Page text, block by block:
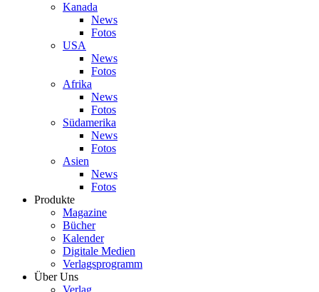
Kanada
News
Fotos
USA
News
Fotos
Afrika
News
Fotos
Südamerika
News
Fotos
Asien
News
Fotos
Produkte
Magazine
Bücher
Kalender
Digitale Medien
Verlagsprogramm
Über Uns
Verlag